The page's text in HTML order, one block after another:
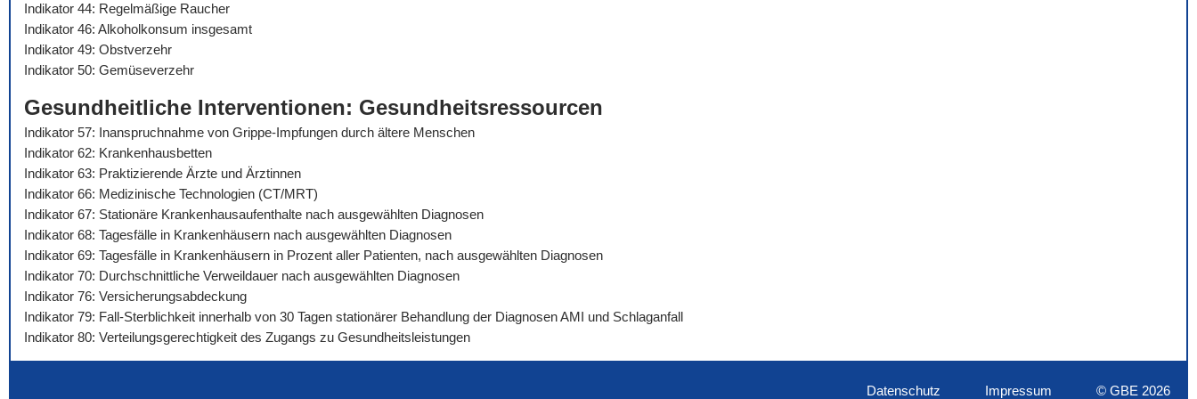
Indikator 44: Regelmäßige Raucher
Indikator 46: Alkoholkonsum insgesamt
Indikator 49: Obstverzehr
Indikator 50: Gemüseverzehr
Gesundheitliche Interventionen: Gesundheitsressourcen
Indikator 57: Inanspruchnahme von Grippe-Impfungen durch ältere Menschen
Indikator 62: Krankenhausbetten
Indikator 63: Praktizierende Ärzte und Ärztinnen
Indikator 66: Medizinische Technologien (CT/MRT)
Indikator 67: Stationäre Krankenhausaufenthalte nach ausgewählten Diagnosen
Indikator 68: Tagesfälle in Krankenhäusern nach ausgewählten Diagnosen
Indikator 69: Tagesfälle in Krankenhäusern in Prozent aller Patienten, nach ausgewählten Diagnosen
Indikator 70: Durchschnittliche Verweildauer nach ausgewählten Diagnosen
Indikator 76: Versicherungsabdeckung
Indikator 79: Fall-Sterblichkeit innerhalb von 30 Tagen stationärer Behandlung der Diagnosen AMI und Schlaganfall
Indikator 80: Verteilungsgerechtigkeit des Zugangs zu Gesundheitsleistungen
Datenschutz Impressum © GBE 2026